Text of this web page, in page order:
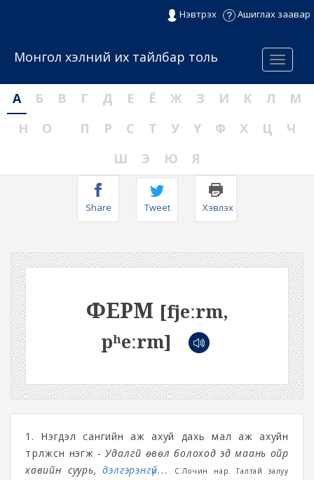
Нэвтрэх Ашиглах заавар
Menu
Монгол хэлний их тайлбар толь
А Б В Г Д Е Ё Ж З И К Л
М
Н
О П Р С Т У Ү Ф Х Ц
Ч
Ш
Э Ю Я
Share Tweet Хэвлэх
ФЕРМ [fjeːrm,
pʰeːrm]
1. Нэгдэл сангийн аж ахуй дахь мал аж ахуйн
төрөлжсөн нэгж -Удалгүй өвөл болоход эд маань ойр
хавийн суурь,дэлгэрэнгүй...
С.Лочин нар. Галтай залуу